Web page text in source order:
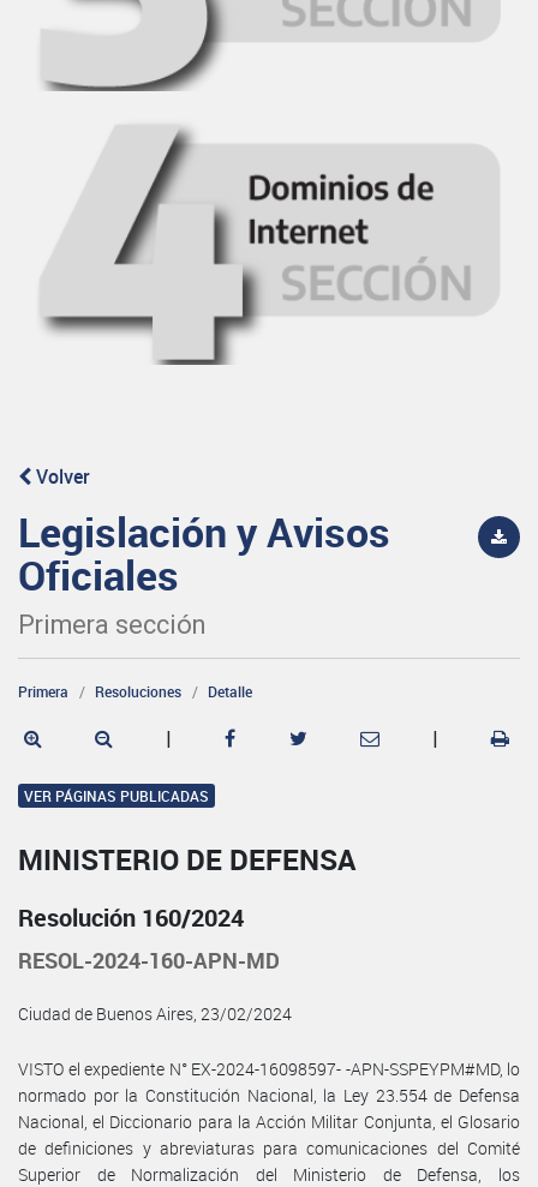
Volver
Legislación y Avisos
Oficiales
Primera sección
Primera Resoluciones Detalle
| |
VER PÁGINAS PUBLICADAS
MINISTERIO DE DEFENSA
Resolución 160/2024
RESOL-2024-160-APN-MD
Ciudad de Buenos Aires, 23/02/2024
VISTO el expediente N° EX-2024-16098597- -APN-SSPEYPM#MD, lo
normado por la Constitución Nacional, la Ley 23.554 de Defensa
Nacional, el Diccionario para la Acción Militar Conjunta, el Glosario
de definiciones y abreviaturas para comunicaciones del Comité
Superior de Normalización del Ministerio de Defensa, los